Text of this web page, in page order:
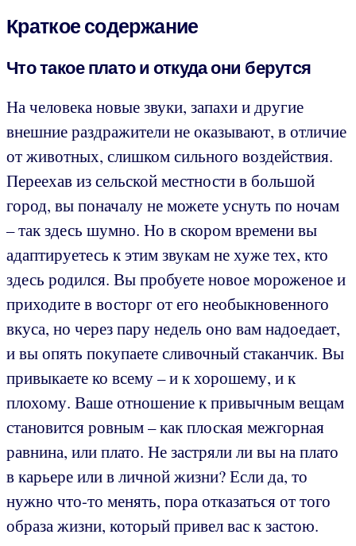
Краткое содержание
Что такое плато и откуда они берутся
На человека новые звуки, запахи и другие
внешние раздражители не оказывают, в отличие
от животных, слишком сильного воздействия.
Переехав из сельской местности в большой
город, вы поначалу не можете уснуть по ночам
– так здесь шумно. Но в скором времени вы
адаптируетесь к этим звукам не хуже тех, кто
здесь родился. Вы пробуете новое мороженое и
приходите в восторг от его необыкновенного
вкуса, но через пару недель оно вам надоедает,
и вы опять покупаете сливочный стаканчик. Вы
привыкаете ко всему – и к хорошему, и к
плохому. Ваше отношение к привычным вещам
становится ровным – как плоская межгорная
равнина, или плато. Не застряли ли вы на плато
в карьере или в личной жизни? Если да, то
нужно что-то менять, пора отказаться от того
образа жизни, который привел вас к застою.